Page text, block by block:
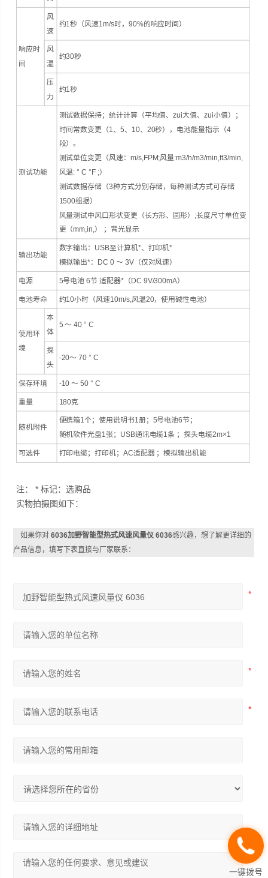
响应时
间
风
速
约1秒（风速1m/s时，90%的响应时间）
风
温
约30秒
压
力
约1秒
测试功能
测试数据保持；统计计算（平均值、zui大值、zui小值）；
时间常数变更（1、5、10、20秒），电池能量指示（4
段）。
测试单位变更（风速：m/s,FPM;风量:m3/h/m3/min,ft3/min,
风温: ° C °F ;）
测试数据存储（3种方式分别存储，每种测试方式可存储
1500组据）
风量测试中风口形状变更（长方形、圆形）;长度尺寸单位变
更（mm,in,） ；背光显示
输出功能
数字输出：USB至计算机*、打印机*
模拟输出*：DC 0 ～ 3V（仅对风速）
电源 5号电池 6节 适配器*（DC 9V/300mA）
电池寿命 约10小时（风速10m/s,风温20，使用碱性电池）
使用环
境
本
体
5 ～ 40 ° C
探
头
-20～ 70 ° C
保存环境 -10 ～ 50 ° C
重量 180克
随机附件
便携箱1个；使用说明书1册；5号电池6节；
随机软件光盘1张；USB通讯电缆1条 ；探头电缆2m×1
可选件 打印电缆；打印机；AC适配器 ；模拟输出机能
注： * 标记：选购品
实物拍摄图如下：
如果你对6036加野智能型热式风速风量仪 6036感兴趣，想了解更详细的
产品信息，填写下表直接与厂家联系：
一键拨号